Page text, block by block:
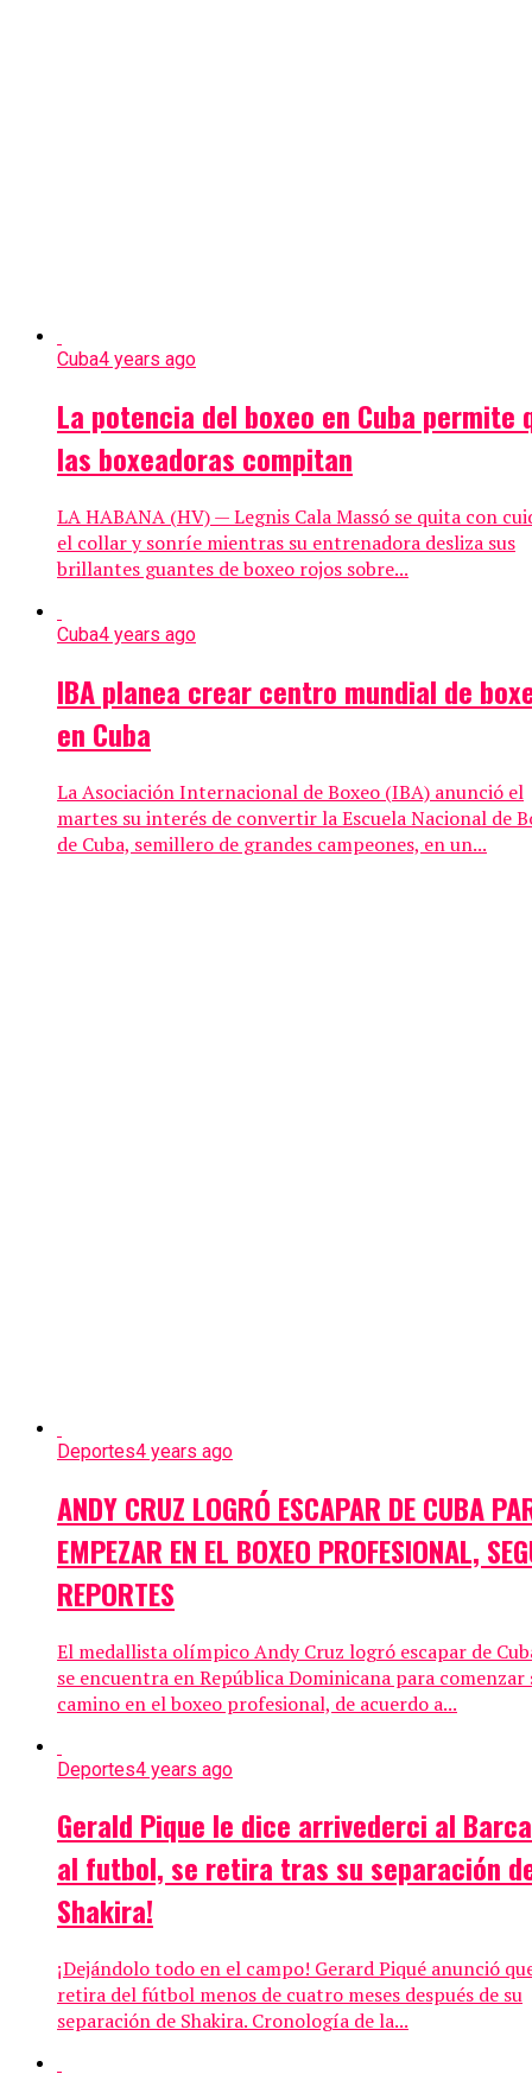
Cuba4 years ago
La potencia del boxeo en Cuba permite
las boxeadoras compitan
LA HABANA (HV) — Legnis Cala Massó se quita con
el collar y sonríe mientras su entrenadora desliza sus
brillantes guantes de boxeo rojos sobre...
Cuba4 years ago
IBA planea crear centro mundial de
en Cuba
La Asociación Internacional de Boxeo (IBA) anunció el
martes su interés de convertir la Escuela Nacional de
de Cuba, semillero de grandes campeones, en un...
Deportes4 years ago
ANDY CRUZ LOGRÓ ESCAPAR DE CUBA
EMPEZAR EN EL BOXEO PROFESIONAL,
REPORTES
El medallista olímpico Andy Cruz logró escapar de
se encuentra en República Dominicana para comenzar
camino en el boxeo profesional, de acuerdo a...
Deportes4 years ago
Gerald Pique le dice arrivederci al
al futbol, se retira tras su separación
Shakira!
¡Dejándolo todo en el campo! Gerard Piqué anunció
retira del fútbol menos de cuatro meses después de su
separación de Shakira. Cronología de la...